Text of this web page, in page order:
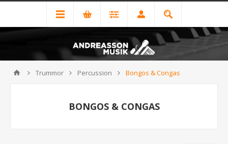
Trummor Percussion Bongos & Congas
BONGOS & CONGAS